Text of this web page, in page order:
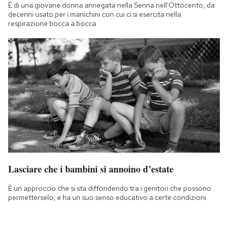
È di una giovane donna annegata nella Senna nell'Ottocento, da
decenni usato per i manichini con cui ci si esercita nella
respirazione bocca a bocca
Lasciare che i bambini si annoino d’estate
È un approccio che si sta diffondendo tra i genitori che possono
permetterselo, e ha un suo senso educativo a certe condizioni